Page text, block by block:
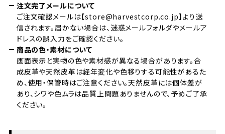
注文完了メールについて
ご注文確認メールは【store@harvestcorp.co.jp】より送
信されます。届かない場合は、迷惑メールフォルダやメールア
ドレスの誤入力をご確認ください。
商品の色・素材について
画面表示と実物の色や素材感が異なる場合があります。合
成皮革や天然皮革は経年変化や色移りする可能性があるた
め、使用・保管時はご注意ください。天然皮革には個体差が
あり、シワや色ムラは品質上問題ありませんので、予めご了承
ください。